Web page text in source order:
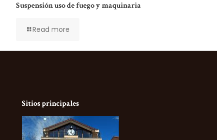
Suspensión uso de fuego y maquinaria
Read more
Sitios principales